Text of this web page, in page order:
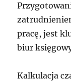
pracę, jest
biur
Kalkulacja